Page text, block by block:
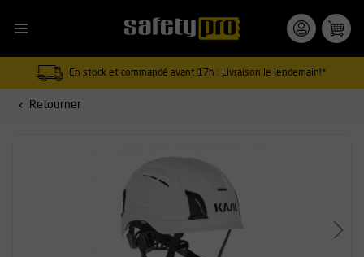
En stock et commandé avant 17h : Livraison le lendemain!*
Retourner